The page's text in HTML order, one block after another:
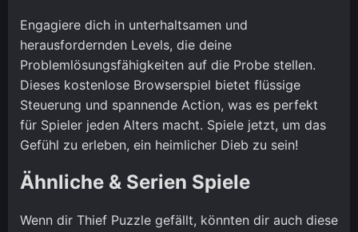
Engagiere dich in unterhaltsamen und
herausfordernden Levels, die deine
Problemlösungsfähigkeiten auf die Probe stellen.
Dieses kostenlose Browserspiel bietet flüssige
Steuerung und spannende Action, was es perfekt
für Spieler jeden Alters macht. Spiele jetzt, um das
Gefühl zu erleben, ein heimlicher Dieb zu sein!
Ähnliche & Serien Spiele
Wenn dir Thief Puzzle gefällt, könnten dir auch diese